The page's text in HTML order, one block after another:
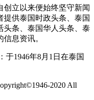
创立以来便始终坚守新闻
提供泰国时政头条、泰国
头条、泰国华人头条、泰
息资讯。
于1946年8月1日在泰国
2020 All